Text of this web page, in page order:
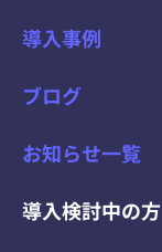
導入事例
ブログ
お知らせ一覧
導入検討中の方